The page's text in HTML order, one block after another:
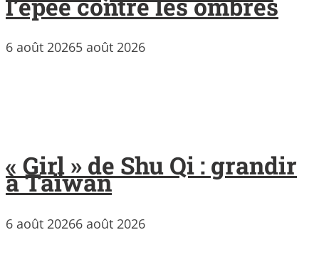
l’épée contre les ombres
6 août 20265 août 2026
« Girl » de Shu Qi : grandir
à Taïwan
6 août 20266 août 2026